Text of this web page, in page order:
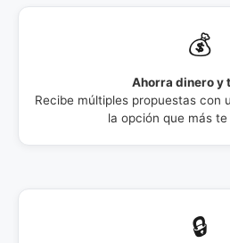
💰
Ahorra dinero y
Recibe múltiples propuestas con
la opción que más
🔒